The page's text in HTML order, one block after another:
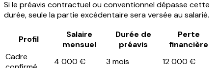
Si le préavis contractuel ou conventionnel dépasse cette
durée, seule la partie excédentaire sera versée au salarié.
Profil
Salaire
mensuel
Durée de
préavis
Perte
financière
Cadre
4 000 € 3 mois
12 000 €